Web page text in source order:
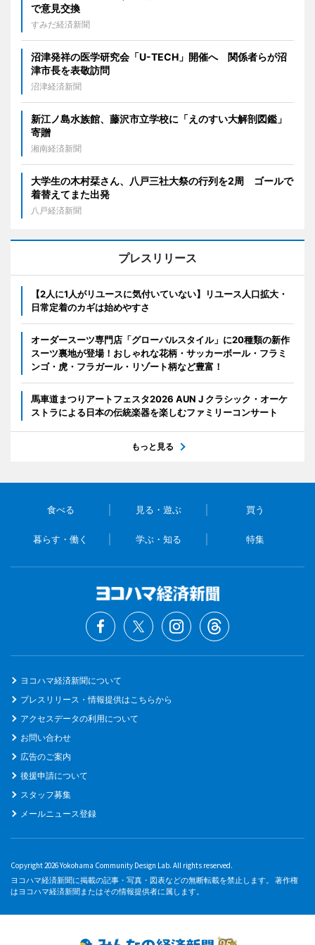
で意見交換
すみだ経済新聞
沼津発祥の医学研究会「U-TECH」開催へ 関係者らが沼
津市長を表敬訪問
沼津経済新聞
新江ノ島水族館、藤沢市立学校に「えのすい大解剖図鑑」
寄贈
湘南経済新聞
大学生の木村栞さん、八戸三社大祭の行列を2周 ゴールで
着替えてまた出発
八戸経済新聞
プレスリリース
【2人に1人がリユースに気付いていない】リユース人口拡大・
日常定着のカギは始めやすさ
オーダースーツ専門店「グローバルスタイル」に20種類の新作
スーツ裏地が登場！おしゃれな花柄・サッカーボール・フラミ
ンゴ・虎・フラガール・リゾート柄など豊富！
馬車道まつりアートフェスタ2026 AUN J クラシック・オーケ
ストラによる日本の伝統楽器を楽しむファミリーコンサート
もっと見る
食べる 見る・遊ぶ 買う
暮らす・働く 学ぶ・知る 特集
ヨコハマ経済新聞について
プレスリリース・情報提供はこちらから
アクセスデータの利用について
お問い合わせ
広告のご案内
後援申請について
スタッフ募集
メールニュース登録
Copyright 2026 Yokohama Community Design Lab. All rights reserved.
ヨコハマ経済新聞に掲載の記事・写真・図表などの無断転載を禁止します。 著作権
はヨコハマ経済新聞またはその情報提供者に属します。